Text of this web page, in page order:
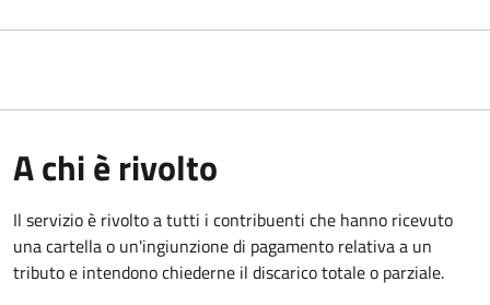
A chi è rivolto
Il servizio è rivolto a tutti i contribuenti che hanno ricevuto
una cartella o un'ingiunzione di pagamento relativa a un
tributo e intendono chiederne il discarico totale o parziale.